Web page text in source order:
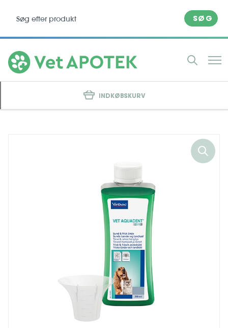
SØG
INDKØBSKURV